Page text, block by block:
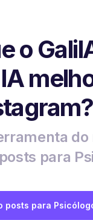
o
do
para
posts para